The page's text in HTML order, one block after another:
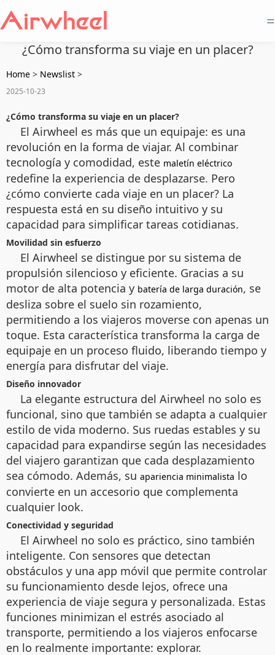
=
¿Cómo transforma su viaje en un placer?
Home > Newslist >
2025-10-23
¿Cómo transforma su viaje en un placer?
El Airwheel es más que un equipaje: es una
revolución en la forma de viajar. Al combinar
tecnología y comodidad, este maletín eléctrico
redefine la experiencia de desplazarse. Pero
¿cómo convierte cada viaje en un placer? La
respuesta está en su diseño intuitivo y su
capacidad para simplificar tareas cotidianas.
Movilidad sin esfuerzo
El Airwheel se distingue por su sistema de
propulsión silencioso y eficiente. Gracias a su
motor de alta potencia y batería de larga duración, se
desliza sobre el suelo sin rozamiento,
permitiendo a los viajeros moverse con apenas un
toque. Esta característica transforma la carga de
equipaje en un proceso fluido, liberando tiempo y
energía para disfrutar del viaje.
Diseño innovador
La elegante estructura del Airwheel no solo es
funcional, sino que también se adapta a cualquier
estilo de vida moderno. Sus ruedas estables y su
capacidad para expandirse según las necesidades
del viajero garantizan que cada desplazamiento
sea cómodo. Además, su apariencia minimalista lo
convierte en un accesorio que complementa
cualquier look.
Conectividad y seguridad
El Airwheel no solo es práctico, sino también
inteligente. Con sensores que detectan
obstáculos y una app móvil que permite controlar
su funcionamiento desde lejos, ofrece una
experiencia de viaje segura y personalizada. Estas
funciones minimizan el estrés asociado al
transporte, permitiendo a los viajeros enfocarse
en lo realmente importante: explorar.